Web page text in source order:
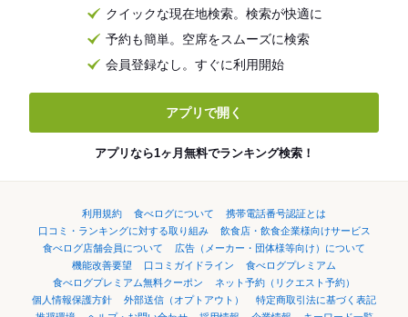
クイックな現在地検索。検索が快適に
予約も簡単。空席をスムーズに検索
会員登録なし。すぐに利用開始
アプリで開く
アプリなら1ヶ月無料でランキング検索！
利用規約 食べログについて
携帯電話番号認証とは
口コミ・ランキングに対する取り組み
飲食店・飲食企業様向けサービス
食べログ店舗会員について
広告（メーカー・団体様等向け）について
機能改善要望
口コミガイドライン
食べログプレミアム
食べログプレミアム無料クーポン
ネット予約（リクエスト予約）
個人情報保護方針
外部送信（オプトアウト）
特定商取引法に基づく表記